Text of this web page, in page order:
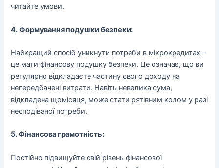
читайте умови.
4. Формування подушки безпеки:
Найкращий спосіб уникнути потреби в мікрокредитах –
це мати фінансову подушку безпеки. Це означає, що ви
регулярно відкладаєте частину свого доходу на
непередбачені витрати. Навіть невелика сума,
відкладена щомісяця, може стати рятівним колом у разі
несподіваної потреби.
5. Фінансова грамотність:
Постійно підвищуйте свій рівень фінансової